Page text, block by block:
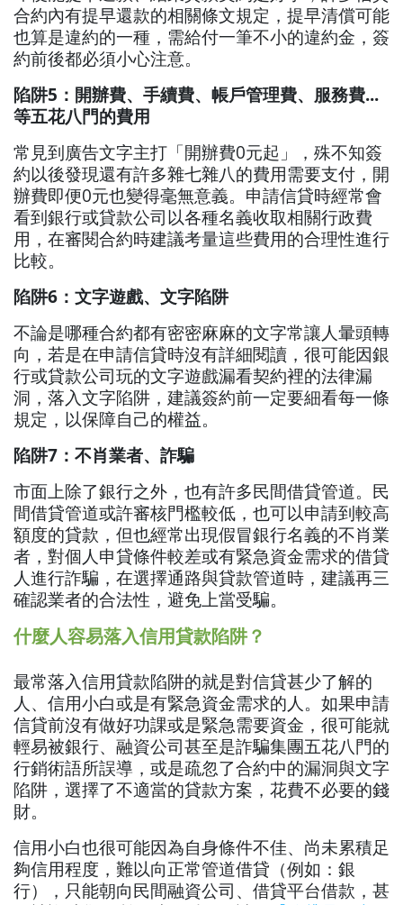
合約內有提早還款的相關條文規定，提早清償可能
也算是違約的一種，需給付一筆不小的違約金，簽
約前後都必須小心注意。
陷阱5：開辦費、手續費、帳戶管理費、服務費...
等五花八門的費用
常見到廣告文字主打「開辦費0元起」，殊不知簽
約以後發現還有許多雜七雜八的費用需要支付，開
辦費即便0元也變得毫無意義。申請信貸時經常會
看到銀行或貸款公司以各種名義收取相關行政費
用，在審閱合約時建議考量這些費用的合理性進行
比較。
陷阱6：文字遊戲、文字陷阱
不論是哪種合約都有密密麻麻的文字常讓人暈頭轉
向，若是在申請信貸時沒有詳細閱讀，很可能因銀
行或貸款公司玩的文字遊戲漏看契約裡的法律漏
洞，落入文字陷阱，建議簽約前一定要細看每一條
規定，以保障自己的權益。
陷阱7：不肖業者、詐騙
市面上除了銀行之外，也有許多民間借貸管道。民
間借貸管道或許審核門檻較低，也可以申請到較高
額度的貸款，但也經常出現假冒銀行名義的不肖業
者，對個人申貸條件較差或有緊急資金需求的借貸
人進行詐騙，在選擇通路與貸款管道時，建議再三
確認業者的合法性，避免上當受騙。
什麼人容易落入信用貸款陷阱？
最常落入信用貸款陷阱的就是對信貸甚少了解的
人、信用小白或是有緊急資金需求的人。如果申請
信貸前沒有做好功課或是緊急需要資金，很可能就
輕易被銀行、融資公司甚至是詐騙集團五花八門的
行銷術語所誤導，或是疏忽了合約中的漏洞與文字
陷阱，選擇了不適當的貸款方案，花費不必要的錢
財。
信用小白也很可能因為自身條件不佳、尚未累積足
夠信用程度，難以向正常管道借貸（例如：銀
行），只能朝向民間融資公司、借貸平台借款，甚